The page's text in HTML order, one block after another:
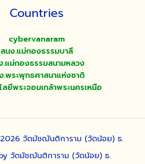
Countries
cybervanaram
สนง.แม่กองธรรมบาลี
.แม่กองธรรมสนามหลวง
.พระพุทธศาสนาแห่งชาติ
ลยีพระจอมเกล้าพระนครเหนือ
วัดมัชฌันติการาม (วัดน้อย) ธ.
วัดมัชฌันติการาม (วัดน้อย) ธ.